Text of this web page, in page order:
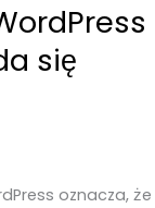
się
oznacza, że